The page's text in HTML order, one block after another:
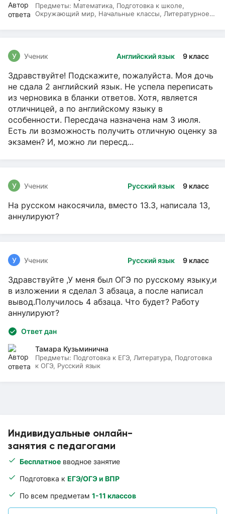
Индивидуальные онлайн-
занятия с педагогами
Бесплатное вводное занятие
Подготовка к ЕГЭ/ОГЭ и ВПР
По всем предметам 1-11 классов
Предметы: Математика, Подготовка к школе,
Окружающий мир, Начальные классы, Литературное
Английский язык 9 класс
У Ученик
Здравствуйте! Подскажите, пожалуйста. Моя дочь
не сдала 2 английский язык. Не успела переписать
из черновика в бланки ответов. Хотя, является
отличницей, а по английскому языку в
особенности. Пересдача назначена нам 3 июля.
Есть ли возможность получить отличную оценку за
экзамен? И, можно ли пересд...
Русский язык 9 класс
У Ученик
На русском накосячила, вместо 13.3, написала 13,
аннулируют?
Русский язык 9 класс
У Ученик
Здравствуйте ,У меня был ОГЭ по русскому языку,и
в изложении я сделал 3 абзаца, а после написал
вывод.Получилось 4 абзаца. Что будет? Работу
аннулируют?
Ответ дан
Тамара Кузьминична
Предметы: Подготовка к ЕГЭ, Литература, Подготовка
к ОГЭ, Русский язык